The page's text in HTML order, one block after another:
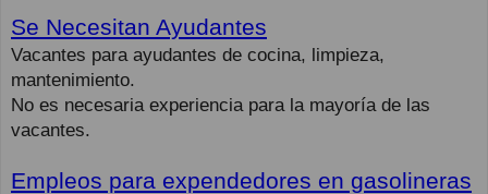
Se Necesitan Ayudantes
Vacantes para ayudantes de cocina, limpieza,
mantenimiento.
No es necesaria experiencia para la mayoría de las
vacantes.
Empleos para expendedores en gasolineras